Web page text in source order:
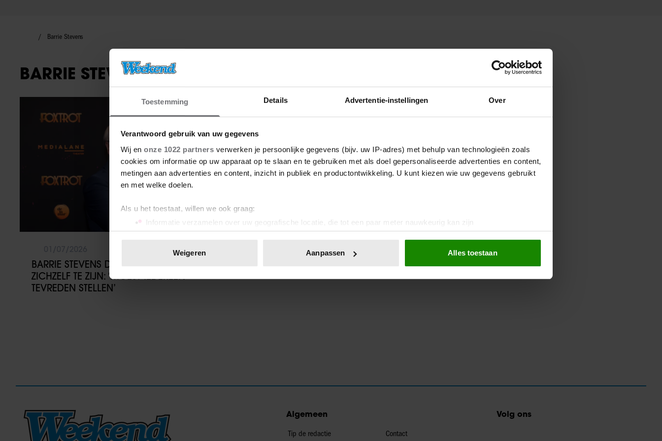
Toestemming Details Advertentie-instellingen Over
Verantwoord gebruik van uw gegevens
Wij en onze 1022 partners verwerken je persoonlijke gegevens (bijv. uw IP-adres) met behulp van technologieën zoals
cookies om informatie op uw apparaat op te slaan en te gebruiken met als doel gepersonaliseerde advertenties en content,
metingen aan advertenties en content, inzicht in publiek en productontwikkeling. U kunt kiezen wie uw gegevens gebruikt
en met welke doelen.
Als u het toestaat, willen we ook graag:
Informatie verzamelen over uw geografische locatie, die tot een paar meter nauwkeurig kan zijn
Uw apparaat identificeren door het actief te scannen op specifieke eigenschappen (fingerprinting)
toestemming op elk moment wijzigen of intrekken in de Cookieverklaring.
Weigeren Aanpassen Alles toestaan
Barrie Stevens
BARRIE STEVENS
BARRIE STEVENS DURFT EINDELIJK
ZICHZELF TE ZIJN: ‘MOEST IEDEREEN
TEVREDEN STELLEN’
Algemeen
Tip de redactie Contact
Volg ons